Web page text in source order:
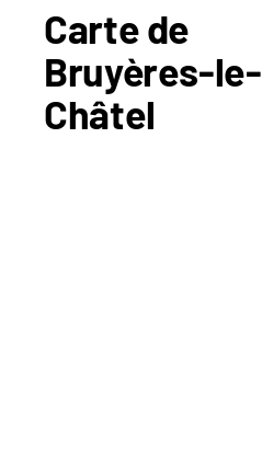
Carte de
Bruyères-le-
Châtel